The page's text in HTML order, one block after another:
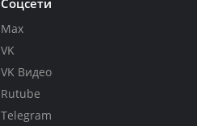
Max
VK
VK Видео
Rutube
Telegram